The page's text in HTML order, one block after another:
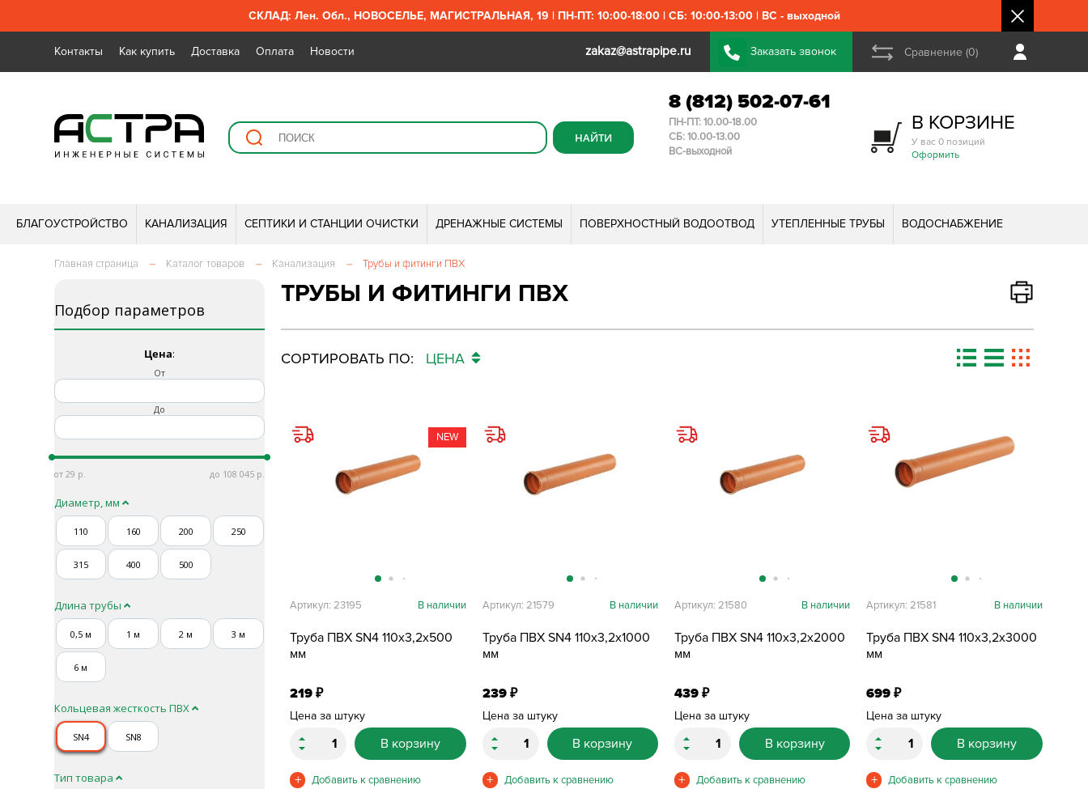
СКЛАД: Лен. Обл., НОВОСЕЛЬЕ, МАГИСТРАЛЬНАЯ, 19 | ПН-ПТ: 10:00-18:00 | СБ: 10:00-13:00 | ВС - выходной
Контакты Как купить Доставка Оплата Новости zakaz@astrapipe.ru Заказать звонок Сравнение (0)
8 (812) 502-07-61
ПН-ПТ: 10.00-18.00
СБ: 10.00-13.00
ВС-выходной
В КОРЗИНЕ
У вас 0 позиций
Оформить
БЛАГОУСТРОЙСТВО КАНАЛИЗАЦИЯ СЕПТИКИ И СТАНЦИИ ОЧИСТКИ ДРЕНАЖНЫЕ СИСТЕМЫ ПОВЕРХНОСТНЫЙ ВОДООТВОД УТЕПЛЕННЫЕ ТРУБЫ ВОДОСНАБЖЕНИЕ
Главная страница – Каталог товаров – Канализация – Трубы и фитинги ПВХ
Подбор параметров
Цена:
От
До
29 108 045
Диаметр, мм
110 160 200 250
315 400 500
Длина трубы
0,5 м 1 м 2 м 3 м
6 м
Кольцевая жесткость ПВХ
SN4 SN8
Тип товара
ТРУБЫ И ФИТИНГИ ПВХ
СОРТИРОВАТЬ ПО: ЦЕНА
NEW
Труба ПВХ SN4 110х3,2х500
мм
Артикул: 23195 В наличии
219₽
Цена за штуку
В корзину
Труба ПВХ SN4 110х3,2х1000
мм
Артикул: 21579 В наличии
239 ₽
Цена за штуку
В корзину
Труба ПВХ SN4 110х3,2х2000
мм
Артикул: 21580 В наличии
439 ₽
Цена за штуку
В корзину
Труба ПВХ SN4 110х3,2х3000
мм
Артикул: 21581 В наличии
699₽
Цена за штуку
В корзину